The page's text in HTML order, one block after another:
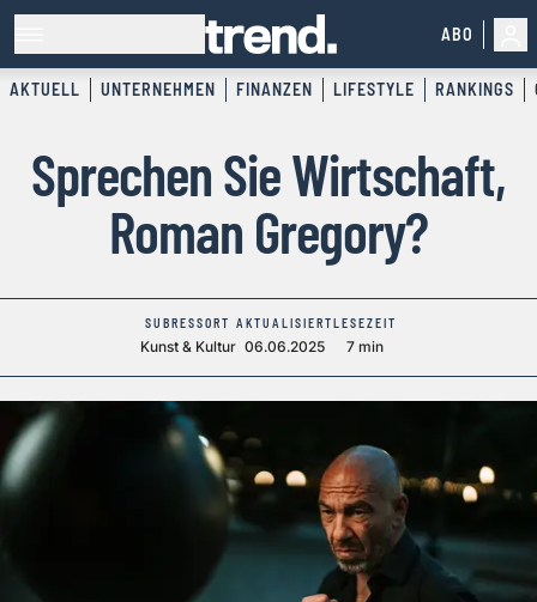
ABO
AKTUELL UNTERNEHMEN FINANZEN LIFESTYLE RANKINGS
Sprechen Sie Wirtschaft,
Roman Gregory?
SUBRESSORT
Kunst & Kultur
AKTUALISIERT
06.06.2025
LESEZEIT
7 min